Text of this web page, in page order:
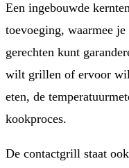
Een ingebouwde
toevoeging, waarmee
gerechten kunt
wilt grillen of ervoor
eten, de
kookproces.
De contactgrill staat